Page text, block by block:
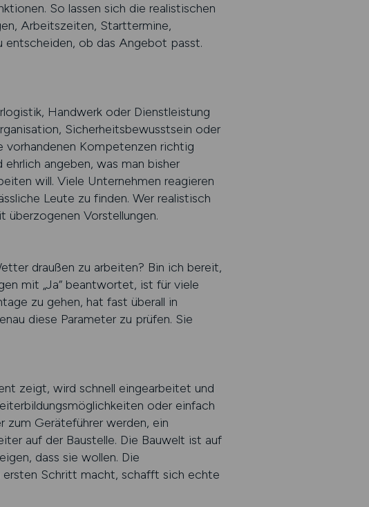
So lassen sich die realistischen
Arbeitszeiten, Starttermine,
entscheiden, ob das Angebot passt.
Handwerk oder Dienstleistung
Sicherheitsbewusstsein oder
vorhandenen Kompetenzen richtig
angeben, was man bisher
will. Viele Unternehmen reagieren
Leute zu finden. Wer realistisch
Vorstellungen.
draußen zu arbeiten? Bin ich bereit,
mit „Ja“ beantwortet, ist für viele
zu gehen, hat fast überall in
diese Parameter zu prüfen. Sie
zeigt, wird schnell eingearbeitet und
oder einfach
zum Geräteführer werden, ein
auf der Baustelle. Die Bauwelt ist auf
dass sie wollen. Die
ersten Schritt macht, schafft sich echte